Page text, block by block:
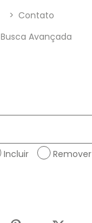
> Contato
Busca Avançada
Incluir Remover